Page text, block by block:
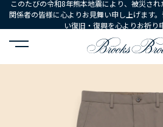
このたびの令和8年熊本地震により、被災さ
関係者の皆様に心よりお見舞い申し上げます
い復旧・復興を心よりお祈り
HOME ウェア ボトムス